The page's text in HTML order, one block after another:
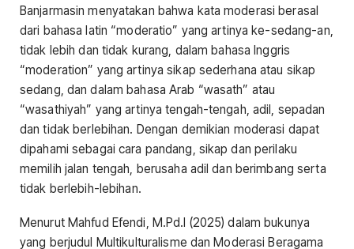
Banjarmasin menyatakan bahwa kata moderasi berasal
dari bahasa latin “moderatio” yang artinya ke-sedang-an,
tidak lebih dan tidak kurang, dalam bahasa Inggris
“moderation” yang artinya sikap sederhana atau sikap
sedang, dan dalam bahasa Arab “wasath” atau
“wasathiyah” yang artinya tengah-tengah, adil, sepadan
dan tidak berlebihan. Dengan demikian moderasi dapat
dipahami sebagai cara pandang, sikap dan perilaku
memilih jalan tengah, berusaha adil dan berimbang serta
tidak berlebih-lebihan.
Menurut Mahfud Efendi, M.Pd.I (2025) dalam bukunya
yang berjudul Multikulturalisme dan Moderasi Beragama